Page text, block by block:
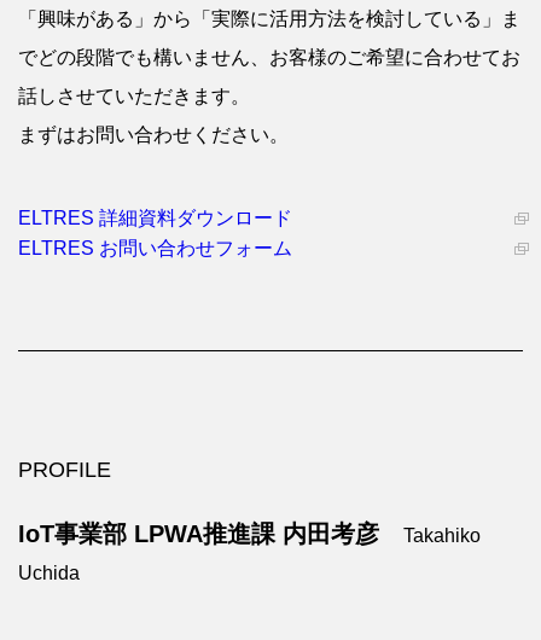
「興味がある」から「実際に活用方法を検討している」ま
でどの段階でも構いません、お客様のご希望に合わせてお
話しさせていただきます。
まずはお問い合わせください。
ELTRES 詳細資料ダウンロード
ELTRES お問い合わせフォーム
PROFILE
IoT事業部 LPWA推進課 内田考彦
Takahiko
Uchida